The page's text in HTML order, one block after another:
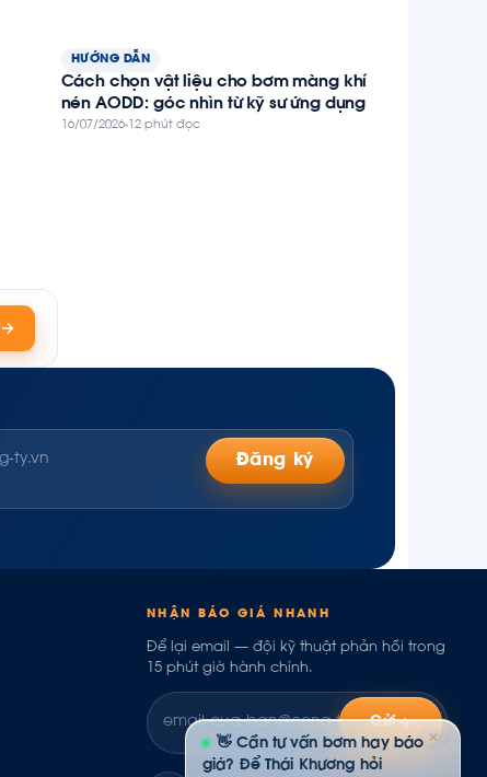
HƯỚNG DẪN
Cách chọn vật liệu cho bơm màng khí
nén AODD: góc nhìn từ kỹ sư ứng dụng
16/07/2026 12 phút đọc
Đăng ký
NHẬN BÁO GIÁ NHANH
Để lại email — đội kỹ thuật phản hồi trong
15 phút giờ hành chính.
Gửi
✕
👋 Cần tư vấn bơm hay báo
giá? Để Thái Khương hỏi